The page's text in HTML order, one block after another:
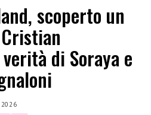
scoperto un
di Soraya e